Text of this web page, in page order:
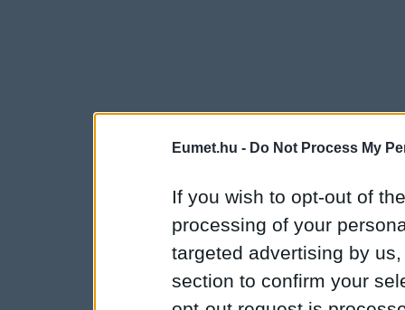
Eumet.hu - Do Not Process My
If you wish to opt-out of
processing of your
targeted advertising by
section to confirm your